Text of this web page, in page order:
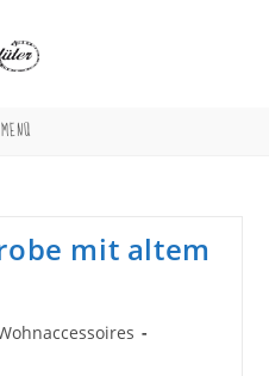
MENÜ
mit altem